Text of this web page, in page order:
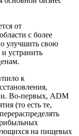
от
с более
улучшить свою
устранить
к
Во-первых, ADM
(то есть те,
на пищевых